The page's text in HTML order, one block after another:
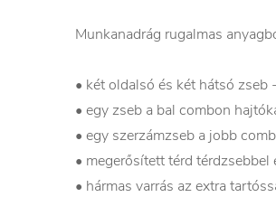
Munkanadrág rugalmas
• két oldalsó és két hátsó zseb
• egy zseb a bal combon
• egy szerzámzseb a jobb
• megerősített térd
• hármas varrás az extra